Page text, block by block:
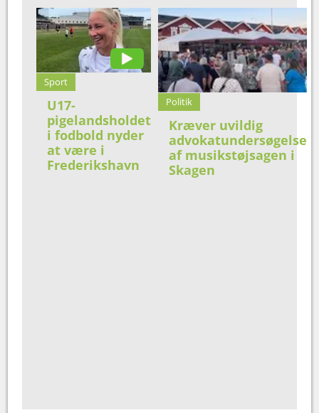
Sport
U17-
pigelandsholdet
i fodbold nyder
at være i
Frederikshavn
Politik
Kræver uvildig
advokatundersøgelse
af musikstøjsagen i
Skagen